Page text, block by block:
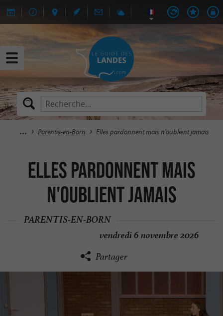
Parentis-en-Born Elles pardonnent mais n'oublient jamais
Elles pardonnent mais
n'oublient jamais
PARENTIS-EN-BORN
vendredi 6 novembre 2026
Partager